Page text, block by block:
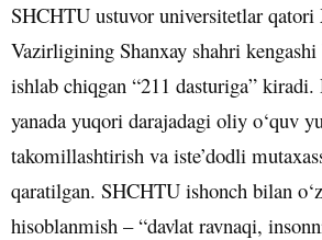
SHCHTU ustuvor universitetlar
Vazirligining Shanxay shahri
ishlab chiqgan “211 dasturiga”
yanada yuqori darajadagi oliy o‘quv
takomillashtirish va iste’dodli
qaratilgan. SHCHTU ishonch bilan
hisoblanmish – “davlat ravnaqi,